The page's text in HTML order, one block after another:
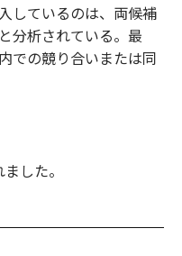
しているのは、両候補
分析されている。最
での競り合いまたは同
した。